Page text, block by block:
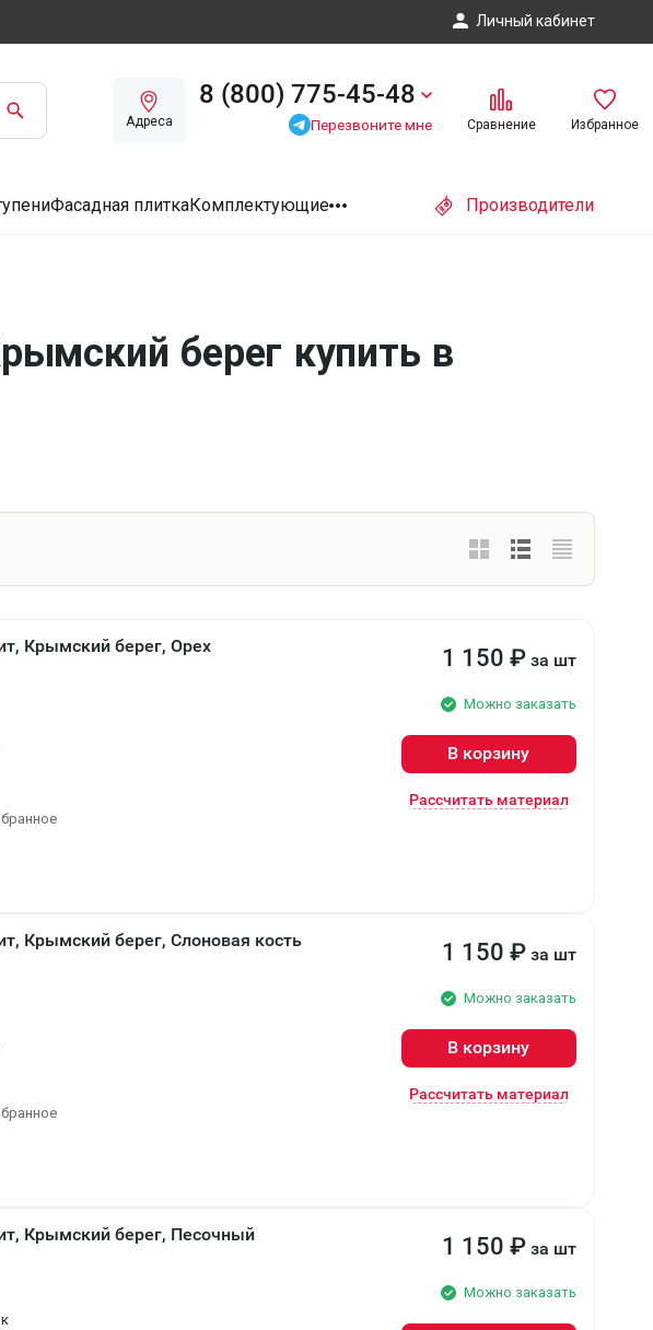
Личный кабинет
Адреса
8 (800) 775-45-48
Перезвоните мне Сравнение Избранное
Фасадная плиткаКомплектующие Производители
берег купить в
Крымский берег, Орех 1 150 ₽ за шт
Можно заказать
В корзину
Рассчитать материал
Крымский берег, Слоновая кость 1 150 ₽ за шт
Можно заказать
В корзину
Рассчитать материал
Крымский берег, Песочный 1 150 ₽ за шт
Можно заказать